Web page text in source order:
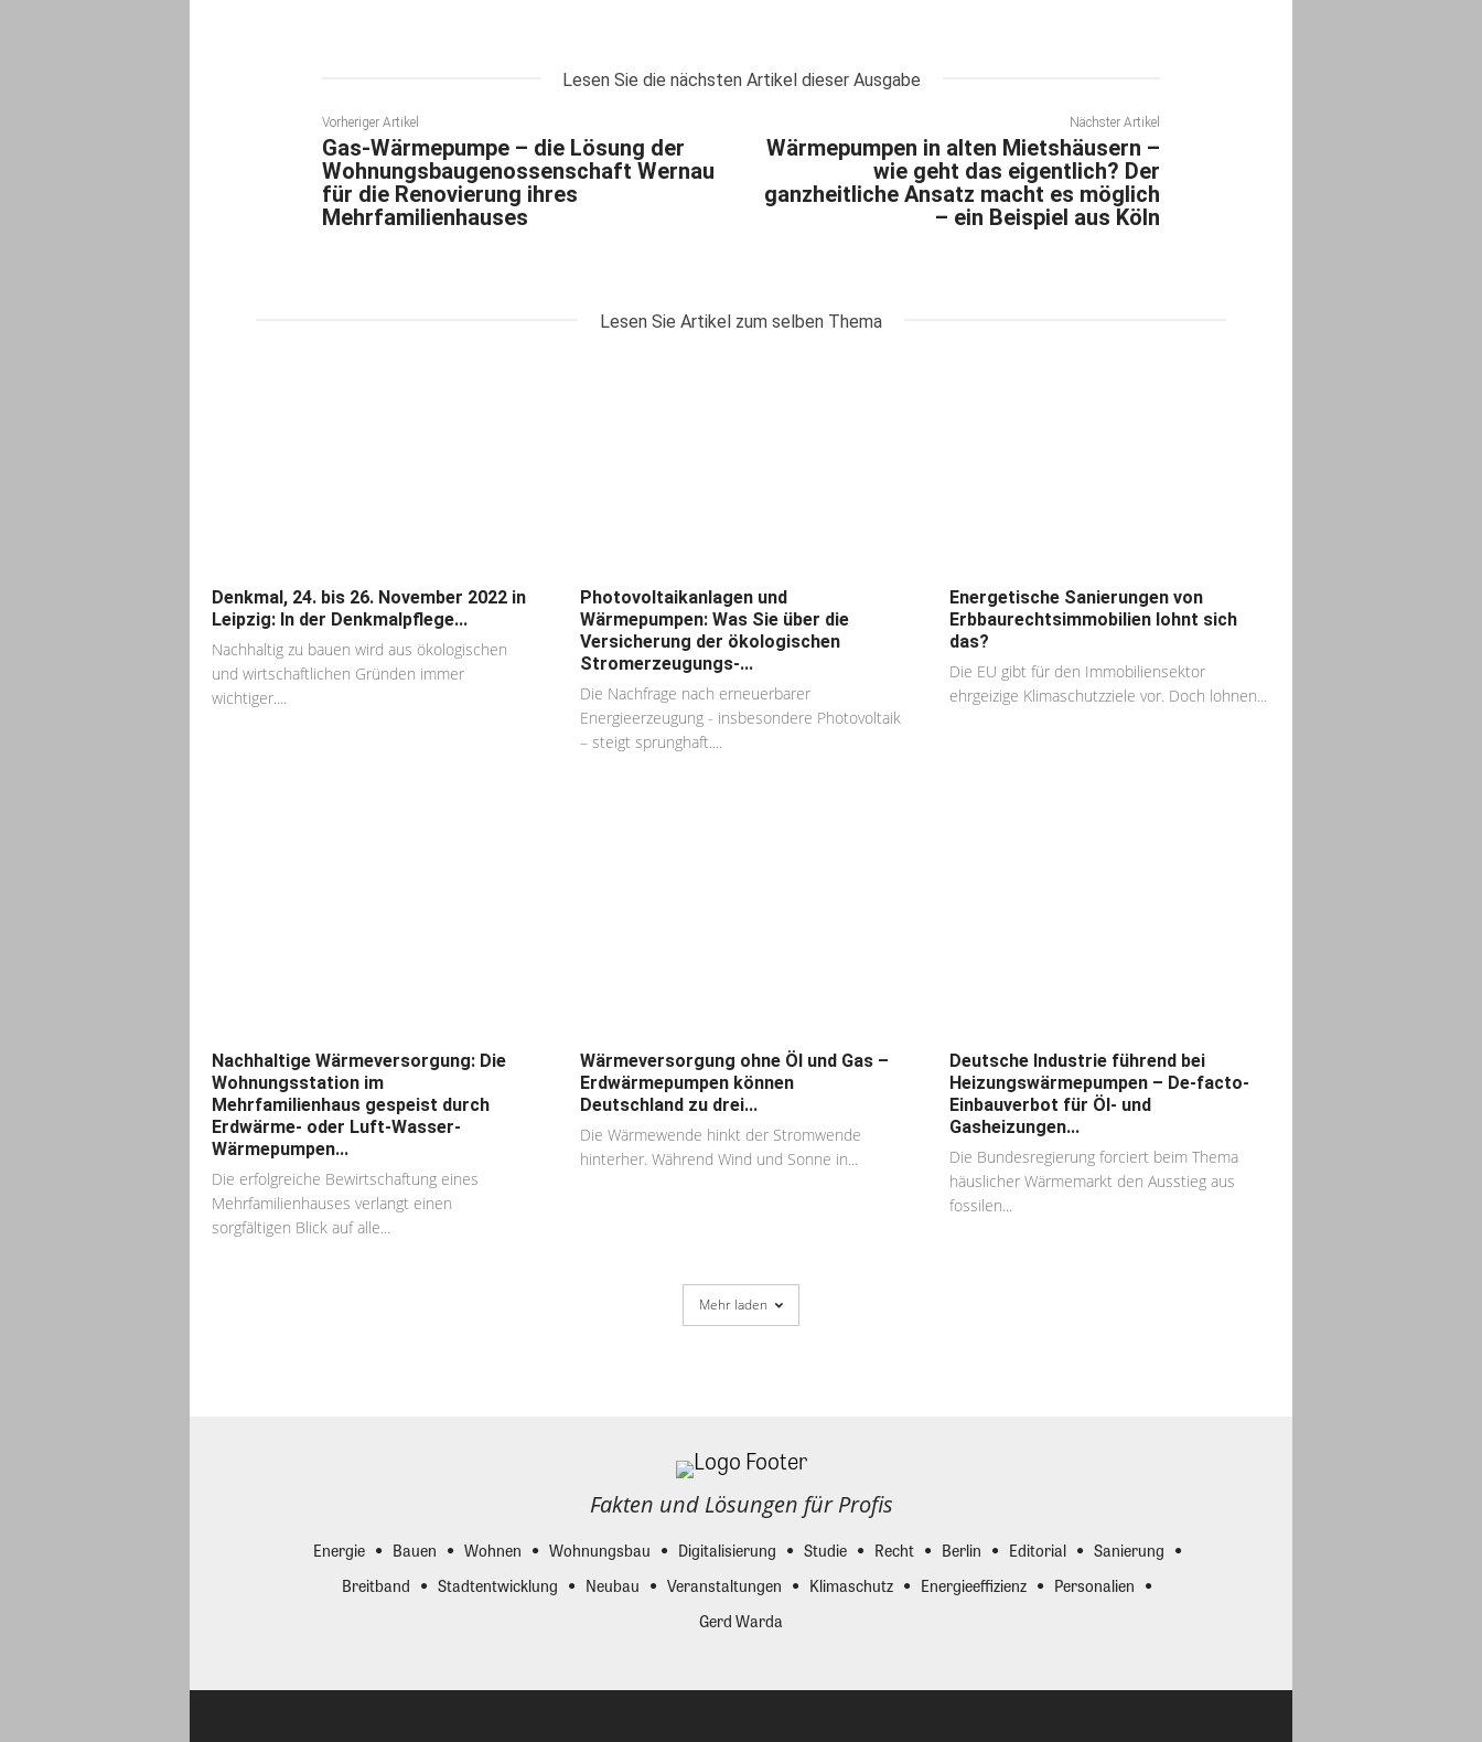
Lesen Sie die nächsten Artikel dieser Ausgabe
Vorheriger Artikel
Gas-Wärmepumpe – die Lösung der
Wohnungsbaugenossenschaft Wernau
für die Renovierung ihres
Mehrfamilienhauses
Nächster Artikel
Wärmepumpen in alten Mietshäusern –
wie geht das eigentlich? Der
ganzheitliche Ansatz macht es möglich
– ein Beispiel aus Köln
Lesen Sie Artikel zum selben Thema
Denkmal, 24. bis 26. November 2022 in
Leipzig: In der Denkmalpflege...
Nachhaltig zu bauen wird aus ökologischen
und wirtschaftlichen Gründen immer
wichtiger....
Photovoltaikanlagen und
Wärmepumpen: Was Sie über die
Versicherung der ökologischen
Stromerzeugungs-...
Die Nachfrage nach erneuerbarer
Energieerzeugung - insbesondere Photovoltaik
– steigt sprunghaft....
Energetische Sanierungen von
Erbbaurechtsimmobilien lohnt sich
das?
Die EU gibt für den Immobiliensektor
ehrgeizige Klimaschutzziele vor. Doch lohnen...
Nachhaltige Wärmeversorgung: Die
Wohnungsstation im
Mehrfamilienhaus gespeist durch
Erdwärme- oder Luft-Wasser-
Wärmepumpen...
Die erfolgreiche Bewirtschaftung eines
Mehrfamilienhauses verlangt einen
sorgfältigen Blick auf alle...
Wärmeversorgung ohne Öl und Gas –
Erdwärmepumpen können
Deutschland zu drei...
Die Wärmewende hinkt der Stromwende
hinterher. Während Wind und Sonne in...
Deutsche Industrie führend bei
Heizungswärmepumpen – De-facto-
Einbauverbot für Öl- und
Gasheizungen...
Die Bundesregierung forciert beim Thema
häuslicher Wärmemarkt den Ausstieg aus
fossilen...
Mehr laden
Fakten und Lösungen für Profis
Energie Bauen Wohnen Wohnungsbau Digitalisierung Studie Recht Berlin Editorial
Sanierung
Breitband
Stadtentwicklung Neubau Veranstaltungen Klimaschutz Energieeffizienz
Personalien
Gerd Warda